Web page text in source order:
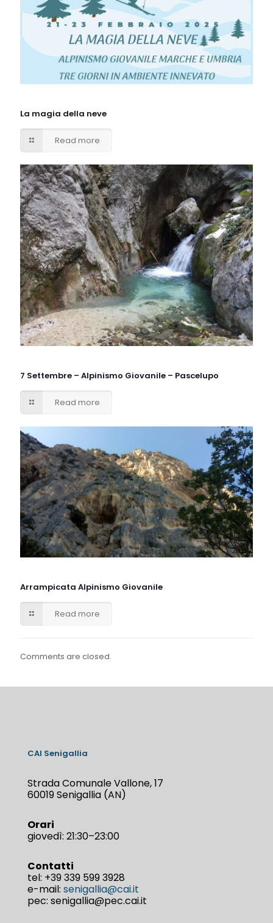
La magia della neve
Read more
7 Settembre – Alpinismo Giovanile – Pascelupo
Read more
Arrampicata Alpinismo Giovanile
Read more
Comments are closed.
CAI Senigallia
Strada Comunale Vallone, 17
60019 Senigallia (AN)
Orari
giovedì: 21:30–23:00
Contatti
tel: +39 339 599 3928
e-mail: senigallia@cai.it
pec: senigallia@pec.cai.it